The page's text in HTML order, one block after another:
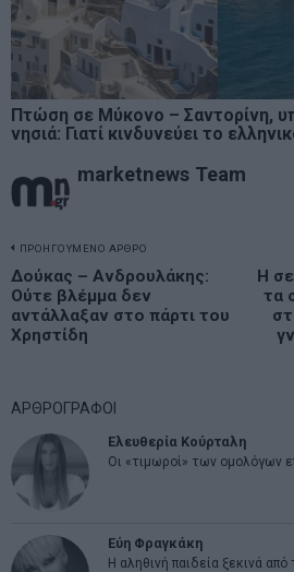
Πτώση σε Μύκονο – Σαντορίνη,
νησιά: Γιατί κινδυνεύει το
marketnews Team
Πλοήγηση
άρθρων
ΠΡΟΗΓΟΥΜΕΝΟ ΑΡΘΡΟ
Previous
post:
Δούκας – Ανδρουλάκης:
Ούτε βλέμμα δεν
αντάλλαξαν στο πάρτι του
Χρηστίδη
Η
τα
ΑΡΘΡΟΓΡΑΦΟΙ
Ελευθερία Κούρταλη
Οι «τιμωροί» των ομολόγων
Εύη Φραγκάκη
Η αληθινή παιδεία ξεκινά από